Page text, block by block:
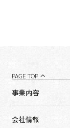
PAGE TOP
事業内容
会社情報